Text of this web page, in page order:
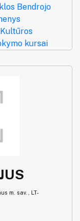
Bendrojo
Kultūros
kursai
m. sav., LT-